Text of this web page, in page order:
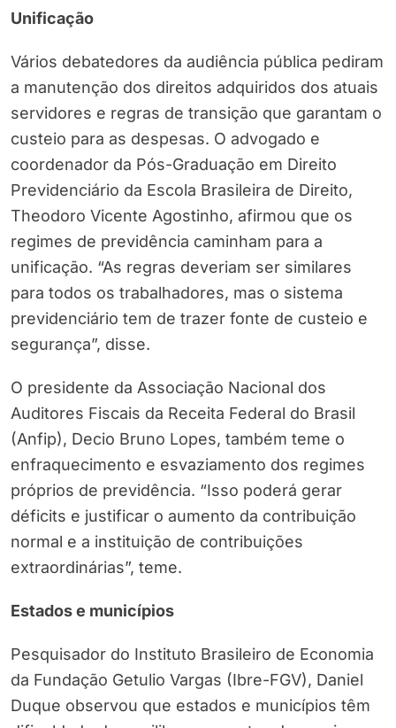
Unificação
Vários debatedores da audiência pública pediram
a manutenção dos direitos adquiridos dos atuais
servidores e regras de transição que garantam o
custeio para as despesas. O advogado e
coordenador da Pós-Graduação em Direito
Previdenciário da Escola Brasileira de Direito,
Theodoro Vicente Agostinho, afirmou que os
regimes de previdência caminham para a
unificação. “As regras deveriam ser similares
para todos os trabalhadores, mas o sistema
previdenciário tem de trazer fonte de custeio e
segurança”, disse.
O presidente da Associação Nacional dos
Auditores Fiscais da Receita Federal do Brasil
(Anfip), Decio Bruno Lopes, também teme o
enfraquecimento e esvaziamento dos regimes
próprios de previdência. “Isso poderá gerar
déficits e justificar o aumento da contribuição
normal e a instituição de contribuições
extraordinárias”, teme.
Estados e municípios
Pesquisador do Instituto Brasileiro de Economia
da Fundação Getulio Vargas (Ibre-FGV), Daniel
Duque observou que estados e municípios têm